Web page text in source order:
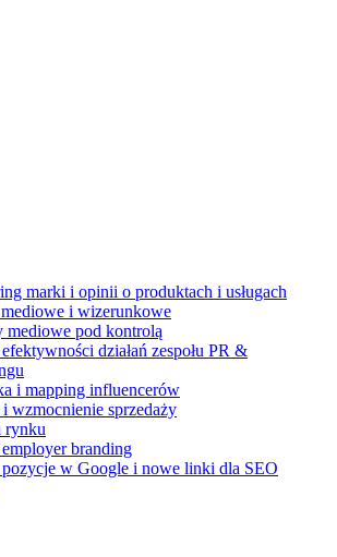
marki i opinii o produktach i usługach
i wizerunkowe
mediowe pod kontrolą
działań zespołu PR &
i mapping influencerów
wzmocnienie sprzedaży
rynku
branding
pozycje w Google i nowe linki dla SEO